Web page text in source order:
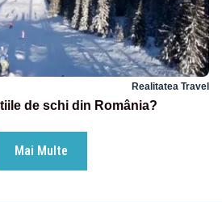
Realitatea Travel
de schi din România?
Mai Multe